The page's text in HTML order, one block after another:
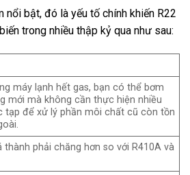
nổi bật, đó là yếu tố chính khiến R22
trong nhiều thập kỷ qua như sau:
máy lạnh hết gas, bạn có thể bơm
mới mà không cần thực hiện nhiều
tạp để xử lý phần môi chất cũ còn tồn
thành phải chăng hơn so với R410A và